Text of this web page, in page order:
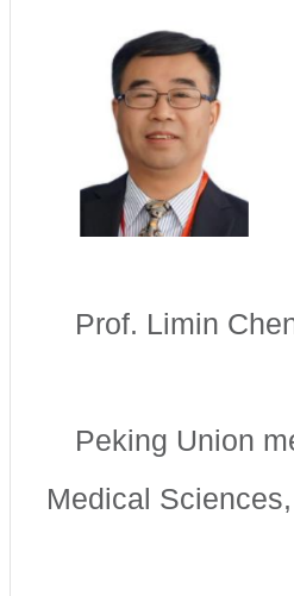
Prof. Limin
Peking Union
Medical